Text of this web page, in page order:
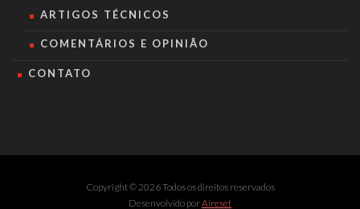
ARTIGOS TÉCNICOS
COMENTÁRIOS E OPINIÃO
CONTATO
Copyright © 2026 Todos os direitos reservados
Desenvolvido porAireset